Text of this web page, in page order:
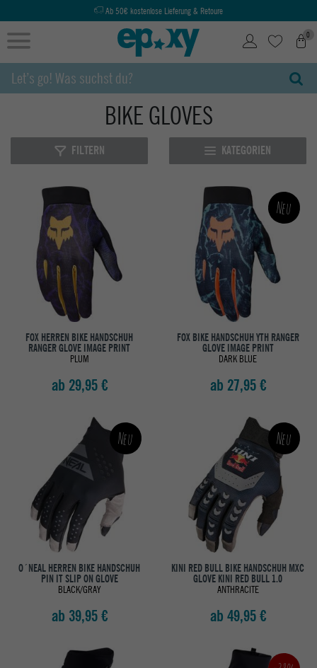
Ab 50€ kostenlose Lieferung & Retoure
0
BIKE GLOVES
FILTERN KATEGORIEN
FOX HERREN BIKE HANDSCHUH
RANGER GLOVE IMAGE PRINT
PLUM
ab 29,95 €
Neu
FOX BIKE HANDSCHUH YTH RANGER
GLOVE IMAGE PRINT
DARK BLUE
ab 27,95 €
Neu
O´NEAL HERREN BIKE HANDSCHUH
PIN IT SLIP ON GLOVE
BLACK/GRAY
ab 39,95 €
Neu
KINI RED BULL BIKE HANDSCHUH MXC
GLOVE KINI RED BULL 1.0
ANTHRACITE
ab 49,95 €